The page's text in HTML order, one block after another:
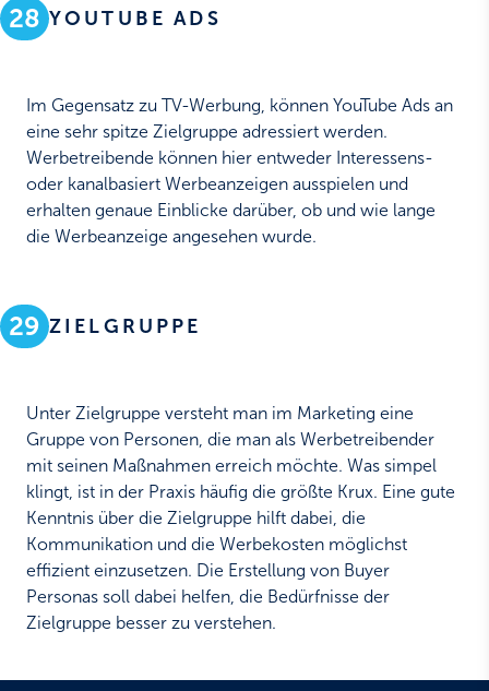
28 YOUTUBE ADS
Im Gegensatz zu TV-Werbung, können YouTube Ads an
eine sehr spitze Zielgruppe adressiert werden.
Werbetreibende können hier entweder Interessens-
oder kanalbasiert Werbeanzeigen ausspielen und
erhalten genaue Einblicke darüber, ob und wie lange
die Werbeanzeige angesehen wurde.
29 ZIELGRUPPE
Unter Zielgruppe versteht man im Marketing eine
Gruppe von Personen, die man als Werbetreibender
mit seinen Maßnahmen erreich möchte. Was simpel
klingt, ist in der Praxis häufig die größte Krux. Eine gute
Kenntnis über die Zielgruppe hilft dabei, die
Kommunikation und die Werbekosten möglichst
effizient einzusetzen. Die Erstellung von Buyer
Personas soll dabei helfen, die Bedürfnisse der
Zielgruppe besser zu verstehen.